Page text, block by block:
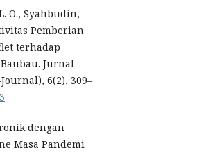
O., Syahbudin,
Pemberian
terhadap
Jurnal
6(2), 309–
dengan
Masa Pandemi